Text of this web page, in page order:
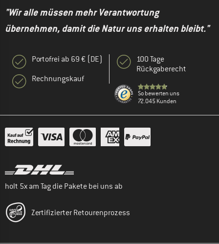
"Wir alle müssen mehr Verantwortung
übernehmen, damit die Natur uns erhalten bleibt."
Portofrei ab 69 € (DE)
Rechnungskauf
100 Tage
Rückgaberecht
So bewerten uns
72.045 Kunden
holt 5x am Tag die Pakete bei uns ab
Zertifizierter Retourenprozess